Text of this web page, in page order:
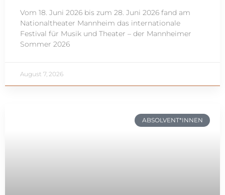
Vom 18. Juni 2026 bis zum 28. Juni 2026 fand am
Nationaltheater Mannheim das internationale
Festival für Musik und Theater – der Mannheimer
Sommer 2026
August 7, 2026
ABSOLVENT*INNEN